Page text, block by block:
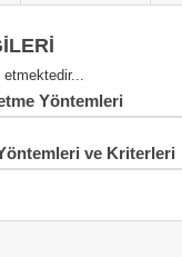
etmektedir...
Yöntemleri
ve Kriterleri